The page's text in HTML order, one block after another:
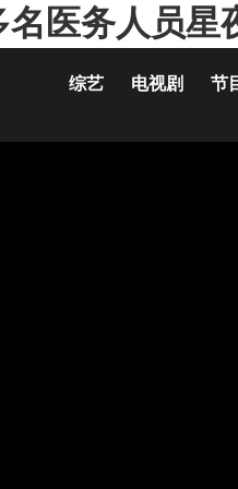
名医务人员
综艺 电视剧 节